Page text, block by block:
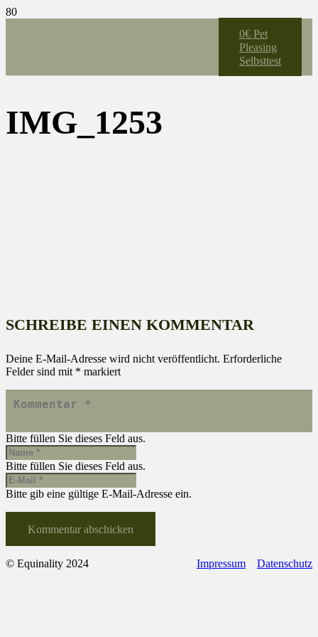
0€ Pet
Pleasing
Selbsttest
IMG_1253
SCHREIBE EINEN KOMMENTAR
Deine E-Mail-Adresse wird nicht veröffentlicht. Erforderliche
Felder sind mit * markiert
Bitte füllen Sie dieses Feld aus.
Bitte füllen Sie dieses Feld aus.
Bitte gib eine gültige E-Mail-Adresse ein.
Kommentar abschicken
© Equinality 2024 Impressum Datenschutz